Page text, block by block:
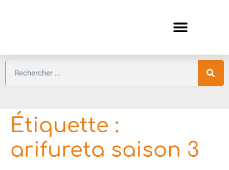
Étiquette :
arifureta saison 3